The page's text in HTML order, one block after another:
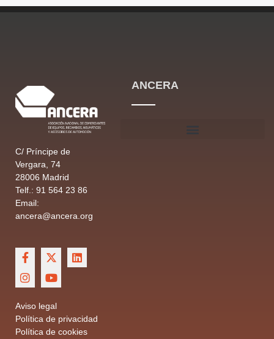
C/ Príncipe de
Vergara, 74
28006 Madrid
Telf.: 91 564 23 86
Email:
ancera@ancera.org
Aviso legal
Política de privacidad
Política de cookies
ANCERA